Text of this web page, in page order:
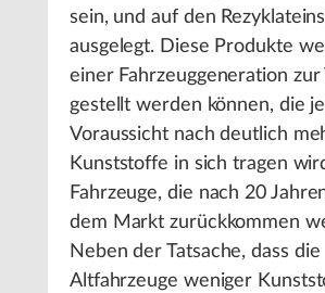
sein, und auf den
ausgelegt. Diese Produkte
einer Fahrzeuggeneration zur
gestellt werden können, die
Voraussicht nach deutlich
Kunststoffe in sich tragen
Fahrzeuge, die nach 20
dem Markt zurückkommen
Neben der Tatsache, dass die
Altfahrzeuge weniger